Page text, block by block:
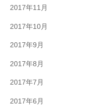
2017年11月
2017年10月
2017年9月
2017年8月
2017年7月
2017年6月